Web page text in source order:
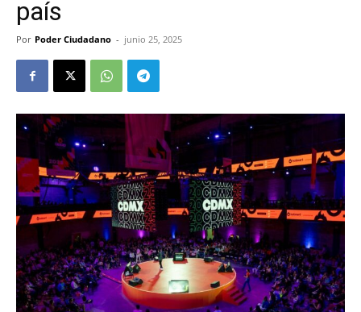
país
Por Poder Ciudadano - junio 25, 2025